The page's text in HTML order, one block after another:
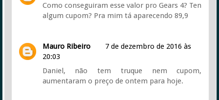
Como conseguiram esse valor pro Gears 4? Ten
algum cupom? Pra mim tá aparecendo 89,9
Mauro Ribeiro
7 de dezembro de 2016 às
20:03
Daniel, não tem truque nem cupom,
aumentaram o preço de ontem para hoje.